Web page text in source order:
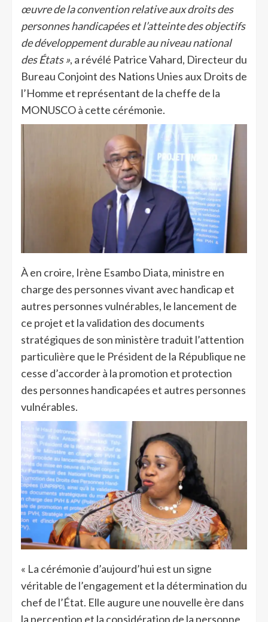
œuvre de la convention relative aux droits des
personnes handicapées et l’atteinte des objectifs
de développement durable au niveau national
des États », a révélé Patrice Vahard, Directeur du
Bureau Conjoint des Nations Unies aux Droits de
l’Homme et représentant de la cheffe de la
MONUSCO à cette cérémonie.
À en croire, Irène Esambo Diata, ministre en
charge des personnes vivant avec handicap et
autres personnes vulnérables, le lancement de
ce projet et la validation des documents
stratégiques de son ministère traduit l’attention
particulière que le Président de la République ne
cesse d’accorder à la promotion et protection
des personnes handicapées et autres personnes
vulnérables.
« La cérémonie d’aujourd’hui est un signe
véritable de l’engagement et la détermination du
chef de l’État. Elle augure une nouvelle ère dans
la perception et la considération de la personne